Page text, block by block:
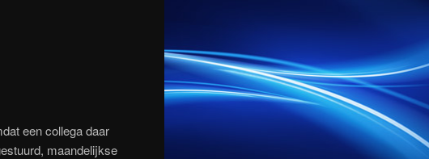
een collega daar
maandelijkse